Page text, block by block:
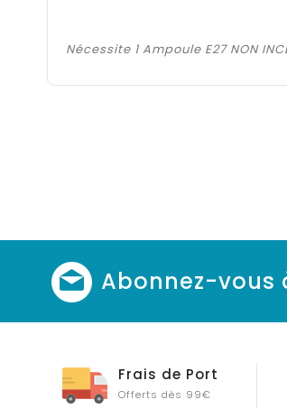
Nécessite 1 Ampoule E27 NON
Abonnez-vous
Frais de Port
Offerts dès 99€